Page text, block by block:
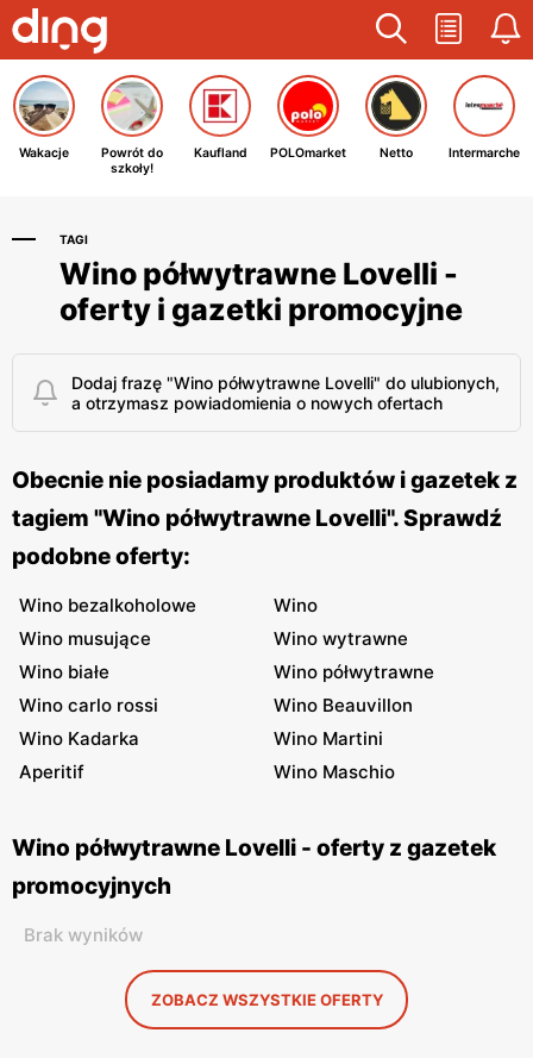
Wakacje
Powrót do
szkoły!
Kaufland POLOmarket Netto Intermarche
TAGI
Wino półwytrawne Lovelli -
oferty i gazetki promocyjne
Dodaj frazę "Wino półwytrawne Lovelli" do ulubionych,
a otrzymasz powiadomienia o nowych ofertach
Obecnie nie posiadamy produktów i gazetek z
tagiem "Wino półwytrawne Lovelli". Sprawdź
podobne oferty:
Wino bezalkoholowe
Wino
Wino musujące
Wino wytrawne
Wino białe
Wino półwytrawne
Wino carlo rossi
Wino Beauvillon
Wino Kadarka
Wino Martini
Aperitif
Wino Maschio
Wino półwytrawne Lovelli - oferty z gazetek
promocyjnych
Brak wyników
ZOBACZ WSZYSTKIE OFERTY